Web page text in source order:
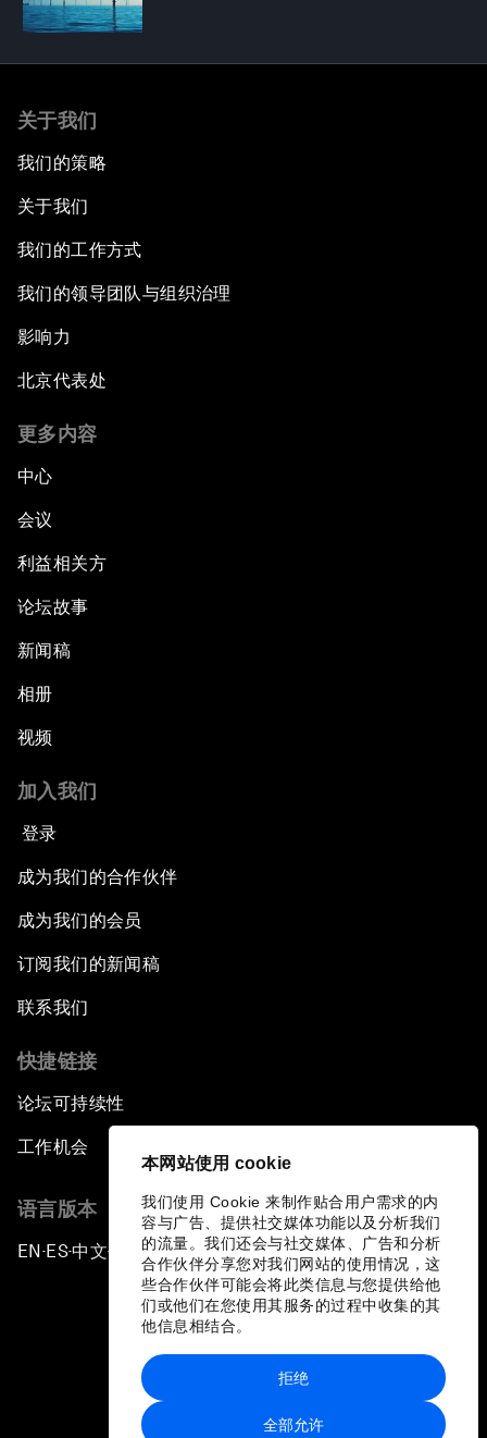
本网站使用 cookie
我们使用 Cookie 来制作贴合用户需求的内
容与广告、提供社交媒体功能以及分析我们
的流量。我们还会与社交媒体、广告和分析
合作伙伴分享您对我们网站的使用情况，这
些合作伙伴可能会将此类信息与您提供给他
们或他们在您使用其服务的过程中收集的其
他信息相结合。
全部允许
拒绝
关于我们
我们的策略
关于我们
我们的工作方式
我们的领导团队与组织治理
影响力
北京代表处
更多内容
中心
会议
利益相关方
论坛故事
新闻稿
相册
视频
加入我们
登录
成为我们的合作伙伴
成为我们的会员
订阅我们的新闻稿
联系我们
快捷链接
论坛可持续性
工作机会
语言版本
EN ▪ES▪中文▪ 日本語